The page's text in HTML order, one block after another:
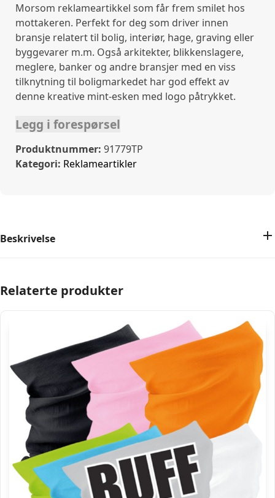
Morsom reklameartikkel som får frem smilet hos
mottakeren. Perfekt for deg som driver innen
bransje relatert til bolig, interiør, hage, graving eller
byggevarer m.m. Også arkitekter, blikkenslagere,
meglere, banker og andre bransjer med en viss
tilknytning til boligmarkedet har god effekt av
denne kreative mint-esken med logo påtrykket.
Legg i forespørsel
Produktnummer: 91779TP
Kategori: Reklameartikler
Beskrivelse
Relaterte produkter